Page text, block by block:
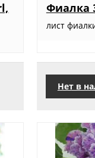
Фиалка
лист
Нет в